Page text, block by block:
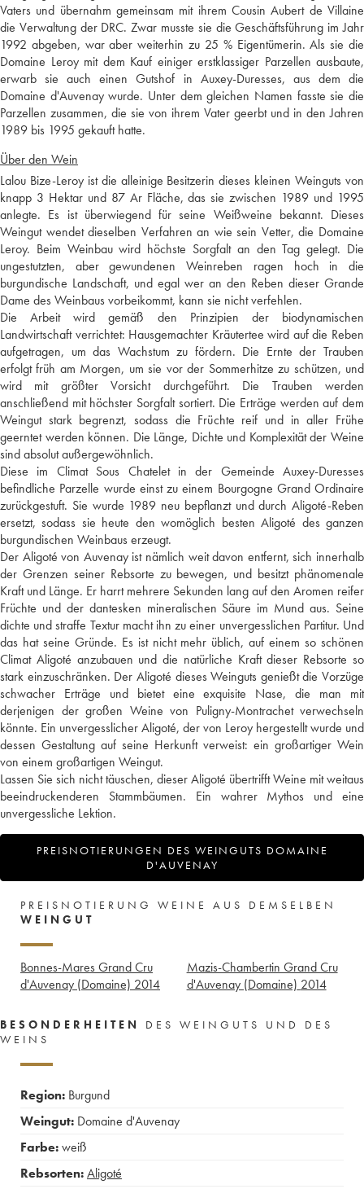
Vaters und übernahm gemeinsam mit ihrem Cousin Aubert de Villaine
die Verwaltung der DRC. Zwar musste sie die Geschäftsführung im Jahr
1992 abgeben, war aber weiterhin zu 25 % Eigentümerin. Als sie die
Domaine Leroy mit dem Kauf einiger erstklassiger Parzellen ausbaute,
erwarb sie auch einen Gutshof in Auxey-Duresses, aus dem die
Domaine d'Auvenay wurde. Unter dem gleichen Namen fasste sie die
Parzellen zusammen, die sie von ihrem Vater geerbt und in den Jahren
1989 bis 1995 gekauft hatte.
Über den Wein
Lalou Bize-Leroy ist die alleinige Besitzerin dieses kleinen Weinguts von
knapp 3 Hektar und 87 Ar Fläche, das sie zwischen 1989 und 1995
anlegte. Es ist überwiegend für seine Weißweine bekannt. Dieses
Weingut wendet dieselben Verfahren an wie sein Vetter, die Domaine
Leroy. Beim Weinbau wird höchste Sorgfalt an den Tag gelegt. Die
ungestutzten, aber gewundenen Weinreben ragen hoch in die
burgundische Landschaft, und egal wer an den Reben dieser Grande
Dame des Weinbaus vorbeikommt, kann sie nicht verfehlen.
Die Arbeit wird gemäß den Prinzipien der biodynamischen
Landwirtschaft verrichtet: Hausgemachter Kräutertee wird auf die Reben
aufgetragen, um das Wachstum zu fördern. Die Ernte der Trauben
erfolgt früh am Morgen, um sie vor der Sommerhitze zu schützen, und
wird mit größter Vorsicht durchgeführt. Die Trauben werden
anschließend mit höchster Sorgfalt sortiert. Die Erträge werden auf dem
Weingut stark begrenzt, sodass die Früchte reif und in aller Frühe
geerntet werden können. Die Länge, Dichte und Komplexität der Weine
sind absolut außergewöhnlich.
Diese im Climat Sous Chatelet in der Gemeinde Auxey-Duresses
befindliche Parzelle wurde einst zu einem Bourgogne Grand Ordinaire
zurückgestuft. Sie wurde 1989 neu bepflanzt und durch Aligoté-Reben
ersetzt, sodass sie heute den womöglich besten Aligoté des ganzen
burgundischen Weinbaus erzeugt.
Der Aligoté von Auvenay ist nämlich weit davon entfernt, sich innerhalb
der Grenzen seiner Rebsorte zu bewegen, und besitzt phänomenale
Kraft und Länge. Er harrt mehrere Sekunden lang auf den Aromen reifer
Früchte und der dantesken mineralischen Säure im Mund aus. Seine
dichte und straffe Textur macht ihn zu einer unvergesslichen Partitur. Und
das hat seine Gründe. Es ist nicht mehr üblich, auf einem so schönen
Climat Aligoté anzubauen und die natürliche Kraft dieser Rebsorte so
stark einzuschränken. Der Aligoté dieses Weinguts genießt die Vorzüge
schwacher Erträge und bietet eine exquisite Nase, die man mit
derjenigen der großen Weine von Puligny-Montrachet verwechseln
könnte. Ein unvergesslicher Aligoté, der von Leroy hergestellt wurde und
dessen Gestaltung auf seine Herkunft verweist: ein großartiger Wein
von einem großartigen Weingut.
Lassen Sie sich nicht täuschen, dieser Aligoté übertrifft Weine mit weitaus
beeindruckenderen Stammbäumen. Ein wahrer Mythos und eine
unvergessliche Lektion.
PREISNOTIERUNGEN DES WEINGUTS DOMAINE
D'AUVENAY
PREISNOTIERUNG WEINE AUS DEMSELBEN
WEINGUT
Bonnes-Mares Grand Cru
d'Auvenay (Domaine) 2014
Mazis-Chambertin Grand Cru
d'Auvenay (Domaine) 2014
BESONDERHEITEN
DES WEINGUTS UND DES
WEINS
Region: Burgund
Weingut: Domaine d'Auvenay
Farbe:weiß
Rebsorten:Aligoté